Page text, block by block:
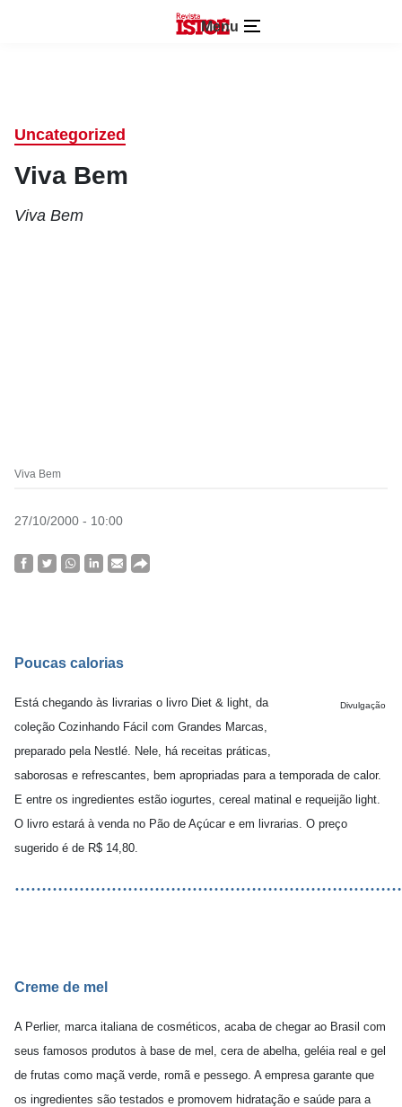
Menu
Uncategorized
Viva Bem
Viva Bem
Viva Bem
27/10/2000 - 10:00
Poucas calorias
Divulgação
Está chegando às livrarias o livro Diet & light, da
coleção Cozinhando Fácil com Grandes Marcas,
preparado pela Nestlé. Nele, há receitas práticas,
saborosas e refrescantes, bem apropriadas para a temporada de calor.
E entre os ingredientes estão iogurtes, cereal matinal e requeijão light.
O livro estará à venda no Pão de Açúcar e em livrarias. O preço
sugerido é de R$ 14,80.
Creme de mel
A Perlier, marca italiana de cosméticos, acaba de chegar ao Brasil com
seus famosos produtos à base de mel, cera de abelha, geléia real e gel
de frutas como maçã verde, romã e pessego. A empresa garante que
os ingredientes são testados e promovem hidratação e saúde para a